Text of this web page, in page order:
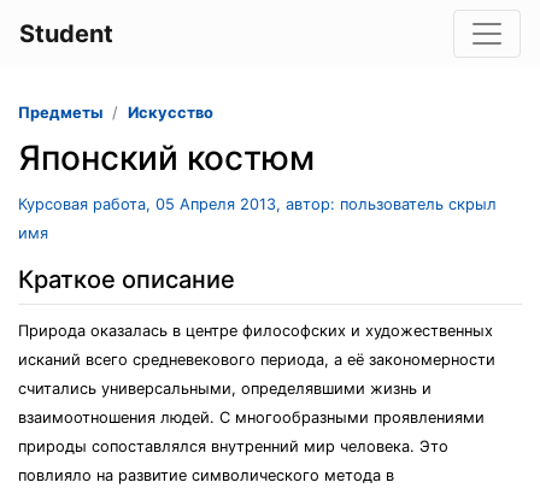
Student
Предметы Искусство
Японский костюм
Курсовая работа, 05 Апреля 2013, автор: пользователь скрыл
имя
Краткое описание
Природа оказалась в центре философских и художественных
исканий всего средневекового периода, а её закономерности
считались универсальными, определявшими жизнь и
взаимоотношения людей. С многообразными проявлениями
природы сопоставлялся внутренний мир человека. Это
повлияло на развитие символического метода в